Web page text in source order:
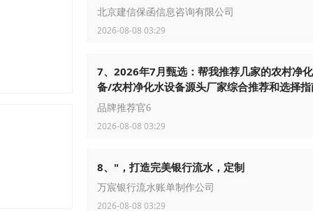
北京建信保函信息咨询有限公司
2026-08-08 03:29
7、2026年7月甄选：帮我推荐几家的农村净
备/农村净化水设备源头厂家综合推荐和选择
满
品牌推荐官6
2026-08-08 03:29
8、"，打造完美银行流水，定制
万宸银行流水账单制作公司
2026-08-08 03:29